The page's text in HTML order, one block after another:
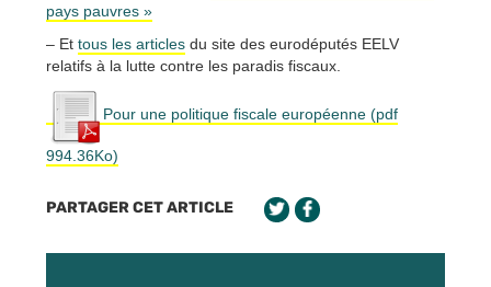
pays pauvres »
– Et tous les articles du site des eurodéputés EELV
relatifs à la lutte contre les paradis fiscaux.
Pour une politique fiscale européenne (pdf
994.36Ko)
PARTAGER CET ARTICLE